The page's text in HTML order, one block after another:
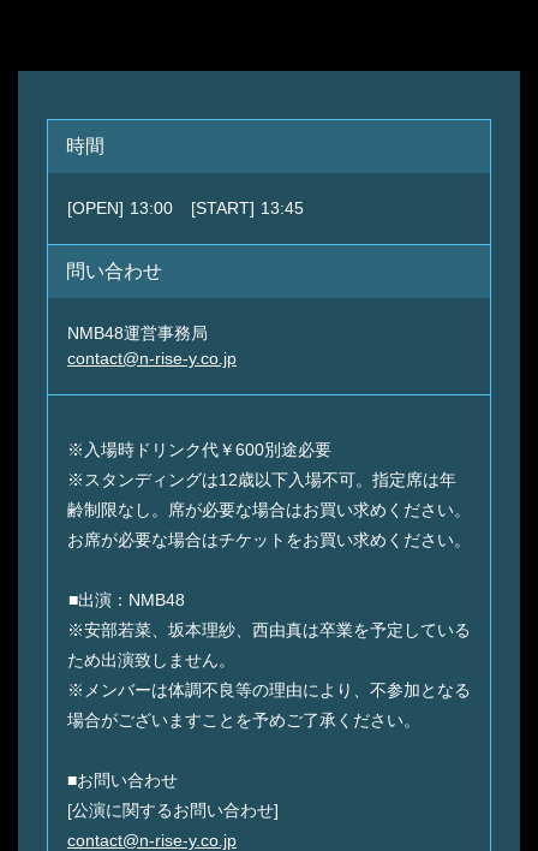
時間
[OPEN] 13:00 [START] 13:45
問い合わせ
NMB48運営事務局
contact@n-rise-y.co.jp
※入場時ドリンク代￥600別途必要
※スタンディングは12歳以下入場不可。指定席は年
齢制限なし。席が必要な場合はお買い求めください。
お席が必要な場合はチケットをお買い求めください。
■出演：NMB48
※安部若菜、坂本理紗、西由真は卒業を予定している
ため出演致しません。
※メンバーは体調不良等の理由により、不参加となる
場合がございますことを予めご了承ください。
■お問い合わせ
[公演に関するお問い合わせ]
contact@n-rise-y.co.jp